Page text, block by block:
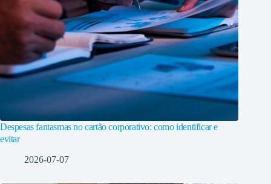
Despesas fantasmas no cartão corporativo: como identificar e
evitar
2026-07-07